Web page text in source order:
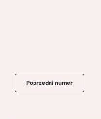
Poprzedni numer